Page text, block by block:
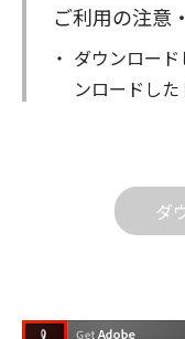
ご利用の注意
ダウンロー
ンロードし
社は一切の
ルの内容な
機器のコン
ダ